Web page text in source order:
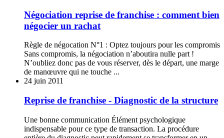
Négociation reprise de franchise : comment bien
négocier un rachat
Règle de négocation N°1 : Optez toujours pour les compromis
Sans compromis, la négociation n’aboutira nulle part !
N’oubliez donc pas de vous réserver, dès le départ, une marge
de manœuvre qui ne touche ...
24 juin 2011
Reprise de franchise - Diagnostic de la structure
Une bonne communication Élément psychologique
indispensable pour ce type de transaction. La procédure